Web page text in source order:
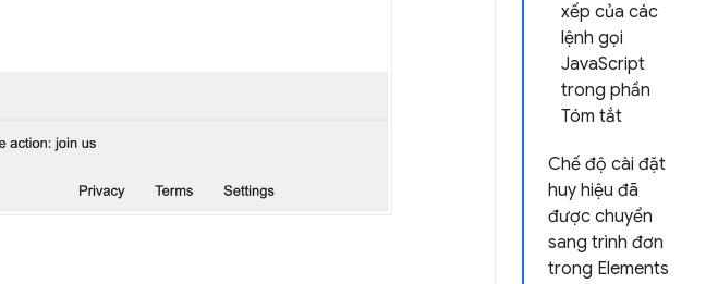
xếp của các
lệnh gọi
JavaScript
trong phần
Tóm tắt
Chế độ cài đặt
huy hiệu đã
được chuyển
sang trình đơn
trong Elements